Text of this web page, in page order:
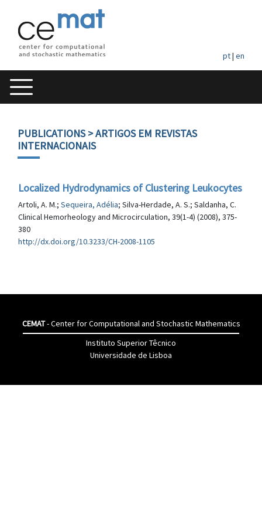
pt| en
PUBLICATIONS> ARTIGOS EM REVISTAS
INTERNACIONAIS
Localized Hydrodynamics of Clustering Leukocytes
Artoli, A. M.; Sequeira, Adélia; Silva-Herdade, A. S.; Saldanha, C.
Clinical Hemorheology and Microcirculation, 39(1-4) (2008), 375-
380
http://dx.doi.org/10.3233/CH-2008-1105
CEMAT- Center for Computational and Stochastic Mathematics
Instituto Superior Têcnico
Universidade de Lisboa